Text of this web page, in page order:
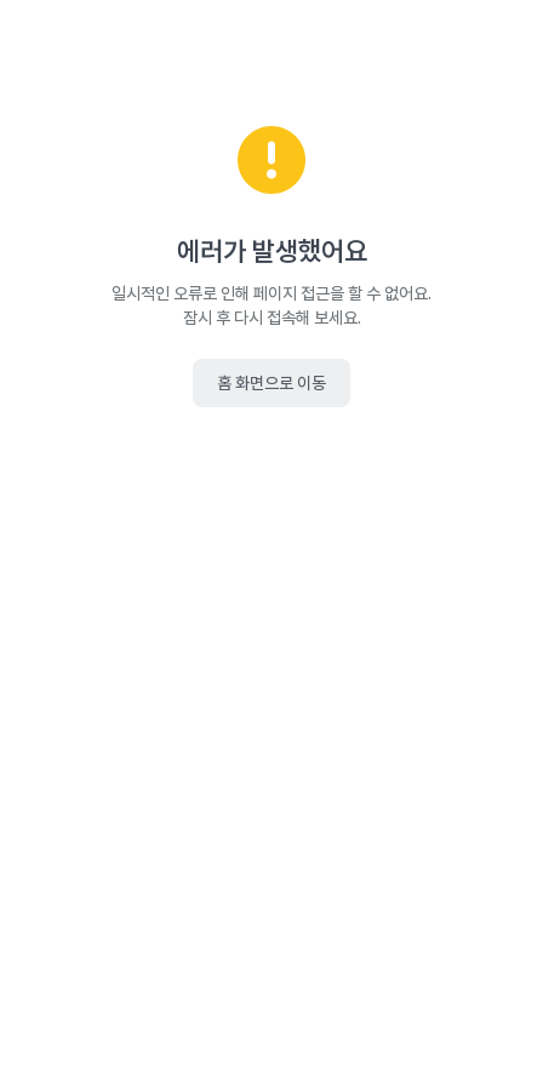
에러가 발생했어요
일시적인 오류로 인해 페이지 접근을 할 수 없어요.
잠시 후 다시 접속해 보세요.
홈 화면으로 이동